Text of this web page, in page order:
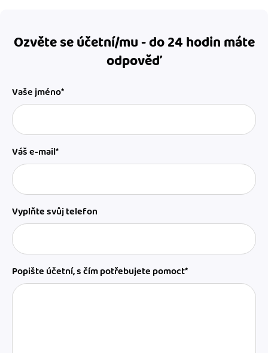
Ozvěte se účetní/mu - do 24 hodin máte
odpověď
Vaše jméno*
Váš e-mail*
Vyplňte svůj telefon
Popište účetní, s čím potřebujete pomoct*